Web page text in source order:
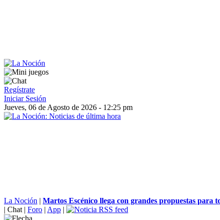
Regístrate
Iniciar Sesión
Jueves, 06 de Agosto de 2026 - 12:25 pm
La Noción | Martos Escénico llega con grandes propuestas para
| Chat | Foro | App |